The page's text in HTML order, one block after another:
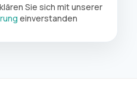
Sie sich mit unserer
einverstanden